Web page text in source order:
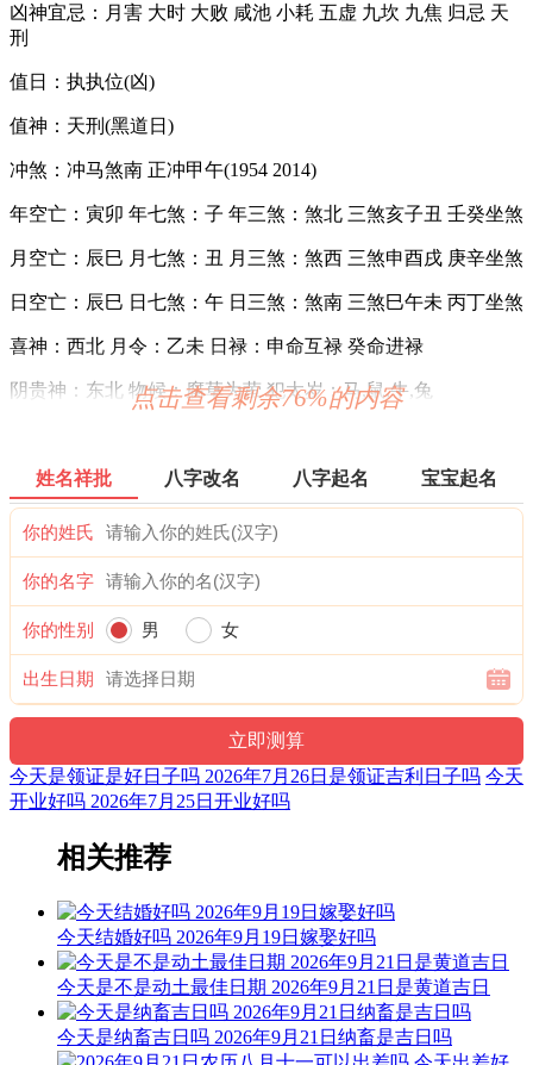
凶神宜忌：月害 大时 大败 咸池 小耗 五虚 九坎 九焦 归忌 天
刑
值日：执执位(凶)
值神：天刑(黑道日)
冲煞：冲马煞南 正冲甲午(1954 2014)
年空亡：寅卯 年七煞：子 年三煞：煞北 三煞亥子丑 壬癸坐煞
月空亡：辰巳 月七煞：丑 月三煞：煞西 三煞申酉戌 庚辛坐煞
日空亡：辰巳 日七煞：午 日三煞：煞南 三煞巳午未 丙丁坐煞
喜神：西北 月令：乙未 日禄：申命互禄 癸命进禄
阴贵神：东北 物候：腐草为萤 犯太岁：马,鼠,牛,兔
六曜，又称孔明六曜星、小六壬，是中国传统历法中的一种注
文。后来传至日本，并于当地流行，而在中国影响日渐式微。
十二值神：天刑 — 凶：俗称“大黑道日”。古籍云：天刑星，
利于出师，战无不克，其它动作谋为皆不宜用，大忌词讼。
九星：九紫天乙火星(吉) 二十八宿：南方氐宿氐土貉(凶)
易经卦象：风雷益 推荐吉时：寅，卯，巳，申，戌，亥
财神：正东 月名：季夏 太岁位：正南
十二值日：执执位 — 吉：：吉：俗称“小黄道日”。吉。依古
籍观点，此日宜建屋、种植、捕捉；忌移居、出行、开
房、种植、捕捉与此类意思相近，而移居、出行、开业则与其
相差较远，故有“执日宜建屋、种植、捕捉；忌移居、出行、
开业”之说。
诗云：
执日威仪总等权，得遇之星出大贤；捉贼擒盗马到成，入宅进
火亦安太。
结婚嫁娶宜慎用，见官词讼可为吉；开山放水有阻碍，参看时
点击查看剩余76%的内容
姓名祥批 八字改名 八字起名 宝宝起名
你的姓氏
你的名字
你的性别 男 女
出生日期
今天是领证是好日子吗 2026年7月26日是领证吉利日子吗 今天
开业好吗 2026年7月25日开业好吗
相关推荐
今天结婚好吗 2026年9月19日嫁娶好吗
今天是不是动土最佳日期 2026年9月21日是黄道吉日
今天是纳畜吉日吗 2026年9月21日纳畜是吉日吗